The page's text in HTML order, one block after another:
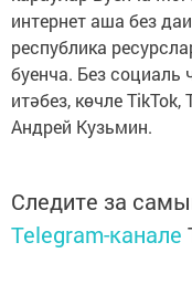
интернет аша без
республика
буенча. Без социаль
итәбез, көчле
Андрей Кузьмин.
Следите за
Telegram-канале